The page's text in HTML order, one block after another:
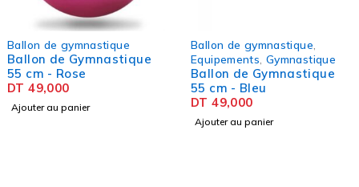
Ballon de gymnastique
Equipements,Gymnastique
Ballon de Gymnastique
55 cm - Bleu
DT49,000
Ballon de gymnastique
Ballon de Gymnastique
55 cm - Gris
DT 49,000
Ajouter au panier